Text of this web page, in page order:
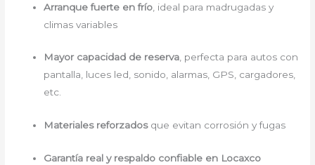
Arranque fuerte en frío , ideal para madrugadas y
climas variables
Mayor capacidad de reserva, perfecta para autos con
pantalla, luces led, sonido, alarmas, GPS, cargadores,
etc.
Materiales reforzadosque evitan corrosión y fugas
Garantía real y respaldo confiable en Locaxco